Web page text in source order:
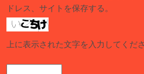
ドレス、サイトを保存する。
上に表示された文字を入力してくださ